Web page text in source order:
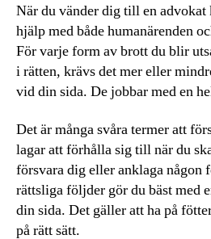
När du vänder dig till en advokat
hjälp med både humanärenden
För varje form av brott du blir
i rätten, krävs det mer eller
vid din sida. De jobbar med en
Det är många svåra termer att
lagar att förhålla sig till när du
försvara dig eller anklaga någon
rättsliga följder gör du bäst med
din sida. Det gäller att ha på
på rätt sätt.